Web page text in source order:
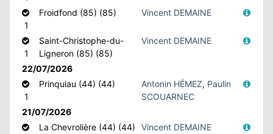
1
Froidfond (85) (85) Vincent DEMAINE
1
Saint-Christophe-du-
Ligneron (85) (85)
Vincent DEMAINE
22/07/2026
1
Prinquiau (44) (44) Antonin HÉMEZ, Paulin
SCOUARNEC
21/07/2026
La Chevrolière (44) (44) Vincent DEMAINE